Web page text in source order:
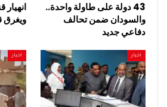
43 دولة على طاولة واحدة..
والسودان ضمن تحالف
دفاعي جديد
ويغرق
اخبار اخبار